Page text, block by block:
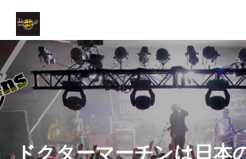
ドクターマーチンは日本